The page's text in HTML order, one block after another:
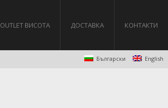
OUTLET ВИСОТА ДОСТАВКА КОНТАКТИ
Български English